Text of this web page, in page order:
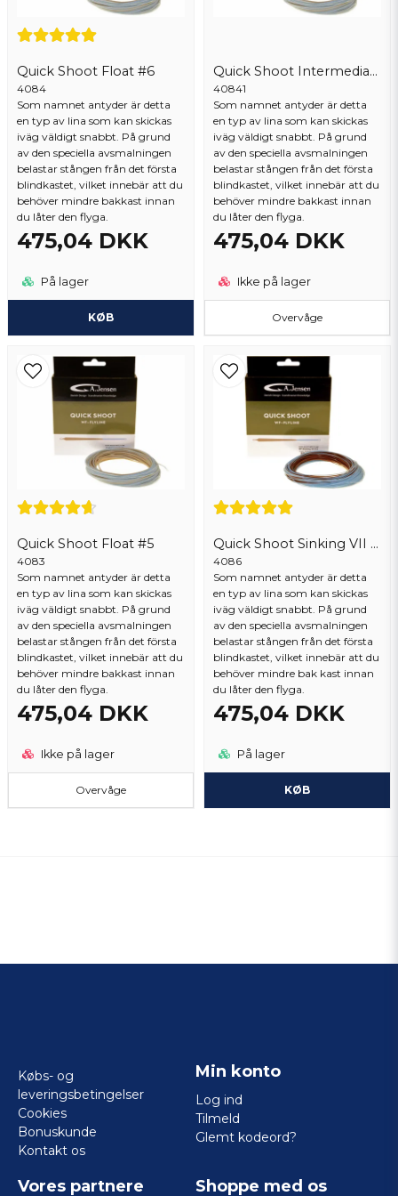
Quick Shoot Float #6
4084
Som namnet antyder är detta
en typ av lina som kan skickas
iväg väldigt snabbt. På grund
av den speciella avsmalningen
belastar stången från det första
blindkastet, vilket innebär att du
behöver mindre bakkast innan
du låter den flyga.
475,04 DKK
På lager
KØB
Quick Shoot Intermediate/Float #7
40841
Som namnet antyder är detta
en typ av lina som kan skickas
iväg väldigt snabbt. På grund
av den speciella avsmalningen
belastar stången från det första
blindkastet, vilket innebär att du
behöver mindre bakkast innan
du låter den flyga.
475,04 DKK
Ikke på lager
Overvåge
Quick Shoot Float #5
4083
Som namnet antyder är detta
en typ av lina som kan skickas
iväg väldigt snabbt. På grund
av den speciella avsmalningen
belastar stången från det första
blindkastet, vilket innebär att du
behöver mindre bakkast innan
du låter den flyga.
475,04 DKK
Ikke på lager
Overvåge
Quick Shoot Sinking VII #6
4086
Som namnet antyder är detta
en typ av lina som kan skickas
iväg väldigt snabbt. På grund
av den speciella avsmalningen
belastar stången från det första
blindkastet, vilket innebär att du
behöver mindre bak kast innan
du låter den flyga.
475,04 DKK
På lager
KØB
Send spørgsmål
Købs- og
leveringsbetingelser
Cookies
Bonuskunde
Kontakt os
Min konto
Log ind
Tilmeld
Glemt kodeord?
Vores partnere Shoppe med os